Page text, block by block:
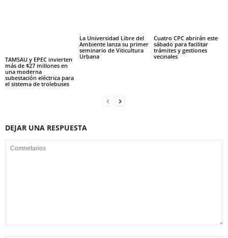
TAMSAU y EPEC invierten
más de $27 millones en
una moderna
subestación eléctrica para
el sistema de trolebuses
La Universidad Libre del
Ambiente lanza su primer
seminario de Viticultura
Urbana
Cuatro CPC abrirán este
sábado para facilitar
trámites y gestiones
vecinales
DEJAR UNA RESPUESTA